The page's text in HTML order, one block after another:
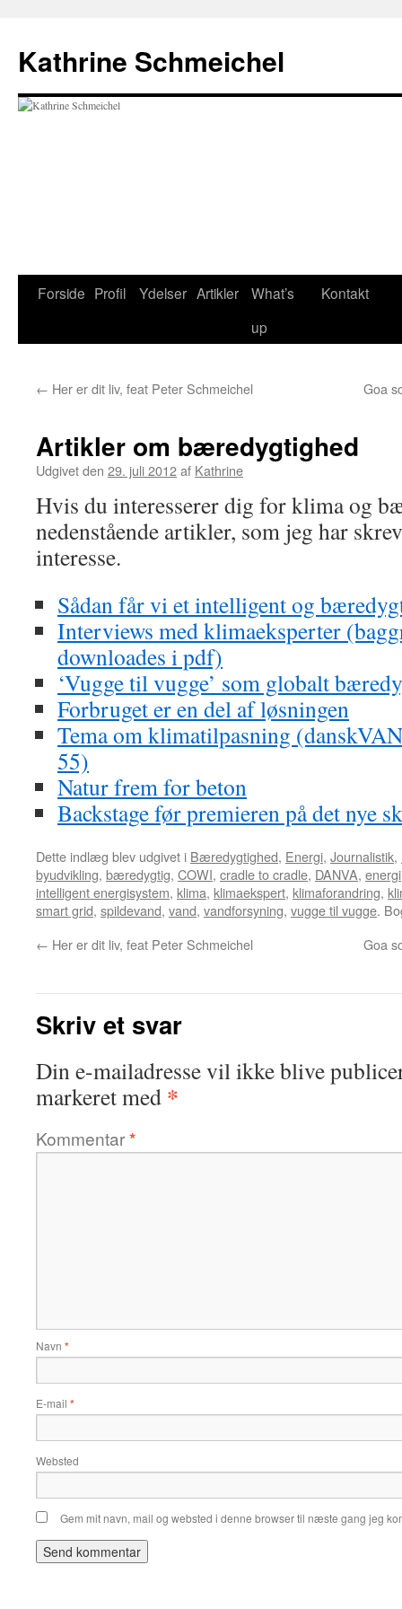
indhold
Kathrine Schmeichel
Forside Profil Ydelser Artikler
What’s
up
Kontakt
← Her er dit liv, feat Peter Schmeichel Goa
Artikler om bæredygtighed
Udgivet den 29. juli 2012af Kathrine
Hvis du interesserer dig for klima og
nedenstående artikler, som jeg har
interesse.
Sådan får vi et intelligent og
Interviews med klimaeksperter
downloades i pdf)
‘Vugge til vugge’ som globalt
Forbruget er en del af løsningen
Tema om klimatilpasning
55)
Natur frem for beton
Backstage før premieren på det nye
Dette indlæg blev udgivet i Bæredygtighed, Energi, Journalistik,
byudvikling, bæredygtig, COWI, cradle to cradle, DANVA, energi
intelligent energisystem, klima, klimaekspert, klimaforandring,
smart grid, spildevand, vand, vandforsyning, vugge til vugge.
← Her er dit liv, feat Peter Schmeichel Goa
Skriv et svar
Din e-mailadresse vil ikke blive
markeret med *
Kommentar*
Navn *
E-mail *
Websted
Gem mit navn, mail og websted i denne browser til næste gang jeg